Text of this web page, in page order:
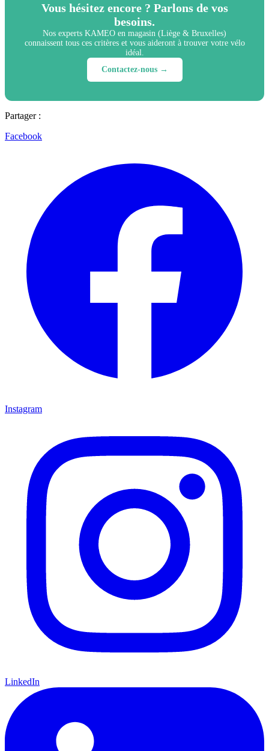
Vous hésitez encore ? Parlons de vos
besoins.
Nos experts KAMEO en magasin (Liège & Bruxelles)
connaissent tous ces critères et vous aideront à trouver votre vélo
idéal.
Contactez-nous →
Partager :
Facebook
Instagram
LinkedIn